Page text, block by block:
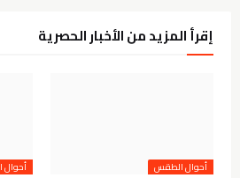
إقرأ المزيد من الأخبار الحصرية
أحوال الطقس